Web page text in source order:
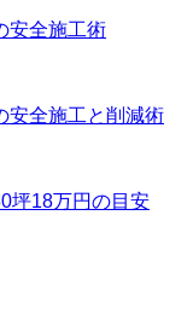
安全施工術
安全施工と削減術
坪18万円の目安